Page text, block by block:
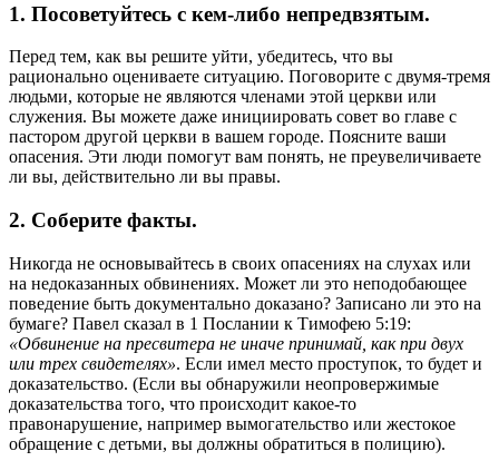
1. Посоветуйтесь с кем-либо непредвзятым.
Перед тем, как вы решите уйти, убедитесь, что вы
рационально оцениваете ситуацию. Поговорите с двумя-тремя
людьми, которые не являются членами этой церкви или
служения. Вы можете даже инициировать совет во главе с
пастором другой церкви в вашем городе. Поясните ваши
опасения. Эти люди помогут вам понять, не преувеличиваете
ли вы, действительно ли вы правы.
2. Соберите факты.
Никогда не основывайтесь в своих опасениях на слухах или
на недоказанных обвинениях. Может ли это неподобающее
поведение быть документально доказано? Записано ли это на
бумаге? Павел сказал в 1 Послании к Тимофею 5:19:
«Обвинение на пресвитера не иначе принимай, как при двух
или трех свидетелях». Если имел место проступок, то будет и
доказательство. (Если вы обнаружили неопровержимые
доказательства того, что происходит какое-то
правонарушение, например вымогательство или жестокое
обращение с детьми, вы должны обратиться в полицию).